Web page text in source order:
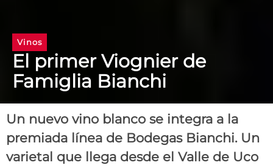
Vinos
El primer Viognier de
Famiglia Bianchi
Un nuevo vino blanco se integra a la
premiada línea de Bodegas Bianchi. Un
varietal que llega desde el Valle de Uco